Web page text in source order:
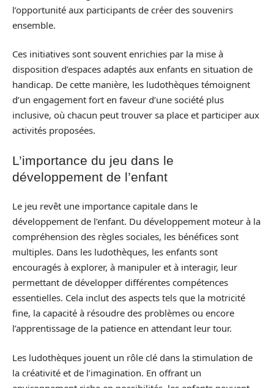
l’opportunité aux participants de créer des souvenirs
ensemble.
Ces initiatives sont souvent enrichies par la mise à
disposition d’espaces adaptés aux enfants en situation de
handicap. De cette manière, les ludothèques témoignent
d’un engagement fort en faveur d’une société plus
inclusive, où chacun peut trouver sa place et participer aux
activités proposées.
L’importance du jeu dans le
développement de l’enfant
Le jeu revêt une importance capitale dans le
développement de l’enfant. Du développement moteur à la
compréhension des règles sociales, les bénéfices sont
multiples. Dans les ludothèques, les enfants sont
encouragés à explorer, à manipuler et à interagir, leur
permettant de développer différentes compétences
essentielles. Cela inclut des aspects tels que la motricité
fine, la capacité à résoudre des problèmes ou encore
l’apprentissage de la patience en attendant leur tour.
Les ludothèques jouent un rôle clé dans la stimulation de
la créativité et de l’imagination. En offrant un